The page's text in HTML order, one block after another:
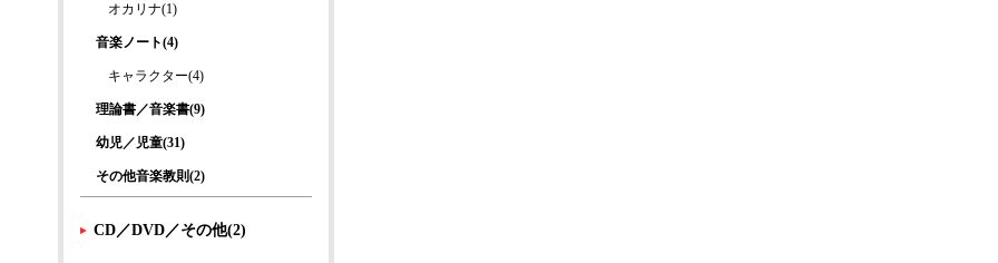
オカリナ(1)
音楽ノート(4)
キャラクター(4)
理論書／音楽書(9)
幼児／児童(31)
その他音楽教則(2)
CD／DVD／その他(2)